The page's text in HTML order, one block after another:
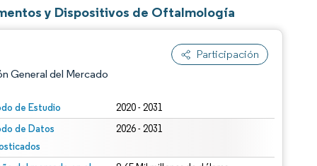
y Dispositivos de Oftalmología
Participación
General del Mercado
de Estudio 2020 - 2031
de Datos
2026 - 2031